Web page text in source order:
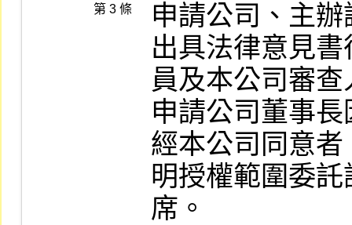
第 3 條
申請公司、主
出具法律意見
員及本公司審
申請公司董事
經本公司同意
明授權範圍委
席。